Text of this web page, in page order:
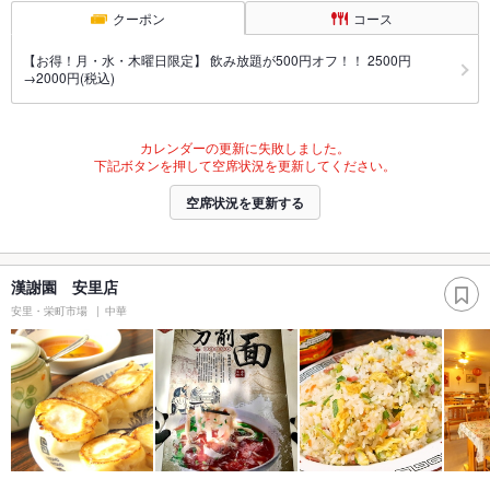
クーポン コース
【お得！月・水・木曜日限定】 飲み放題が500円オフ！！ 2500円
→2000円(税込)
カレンダーの更新に失敗しました。
下記ボタンを押して空席状況を更新してください。
空席状況を更新する
漢謝園 安里店
安里・栄町市場 中華